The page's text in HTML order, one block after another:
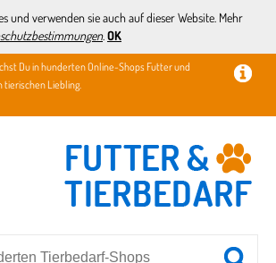
und verwenden sie auch auf dieser Website. Mehr
. OK
Du in hunderten Online-Shops Futter und
Liebling.